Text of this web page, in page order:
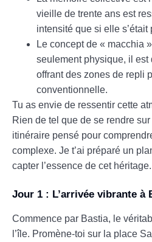
vieille de trente ans est
intensité que si elle s’était
Le concept de « macchia
seulement physique, il est
offrant des zones de repli
conventionnelle.
Tu as envie de ressentir cette
Rien de tel que de se rendre
itinéraire pensé pour
complexe. Je t’ai préparé un
capter l’essence de cet héritage.
Jour 1 : L’arrivée vibrante à
Commence par Bastia, le
l’île. Promène-toi sur la place